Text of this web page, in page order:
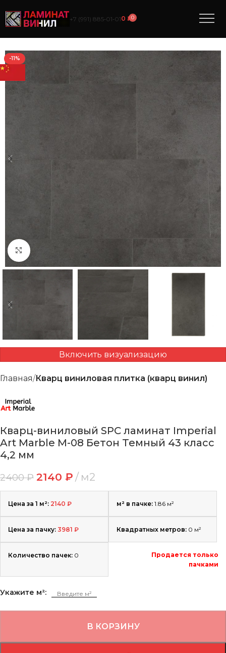
+7 (991) 885‑01‑010₽0
-11%
Нажмите, чтобы увеличить
Включить визуализацию
Главная Кварц виниловая плитка (кварц винил)
Кварц-виниловый SPC ламинат Imperial
Art Marble M-08 Бетон Темный 43 класс
4,2 мм
2400₽ 2140 ₽ м2
Цена за 1 м²: 2140 ₽ м² в пачке: 1.86 м²
Цена за пачку: 3981 ₽ Квадратных метров: 0 м²
Количество пачек: 0
Продается только
пачками
Укажите м²:
В КОРЗИНУ